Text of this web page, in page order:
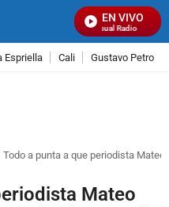
EN VIVO
Señal Visual Radio
Espriella Cali Gustavo Petro
Todo a punta a que periodista
Mateo